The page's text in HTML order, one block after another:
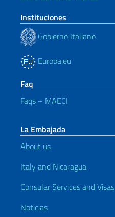
Instituciones
Gobierno Italiano
Europa.eu
Faq
Faqs – MAECI
La Embajada
About us
Italy and Nicaragua
Consular Services and Visas
Noticias